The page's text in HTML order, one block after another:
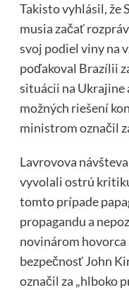
Takisto vyhlásil, že
musia začať
svoj podiel viny na
poďakoval Brazílii
situácii na Ukrajine
možných riešení
ministrom označil
Lavrovova
vyvolali ostrú
tomto prípade
propagandu a
novinárom hovorca
bezpečnosť John
označil za „hlboko